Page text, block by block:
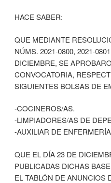
HACE SABER:
QUE MEDIANTE
NÚMS. 2021-0800, 2021-
DICIEMBRE, SE
CONVOCATORIA,
SIGUIENTES BOLSAS DE
-COCINEROS/AS.
-LIMPIADORES/AS DE
-AUXILIAR DE
QUE EL DÍA 23 DE
PUBLICADAS DICHAS
EL TABLÓN DE ANUNCIOS